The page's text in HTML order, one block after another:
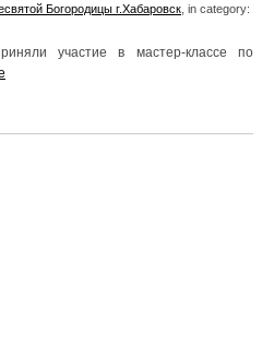
Богородицы г.Хабаровск , in category:
участие в мастер-классе по